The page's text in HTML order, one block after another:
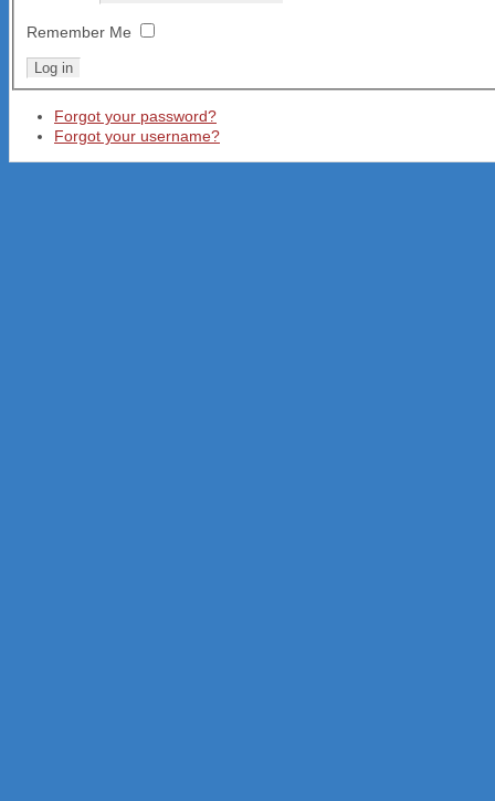
Remember Me
Forgot your password?
Forgot your username?